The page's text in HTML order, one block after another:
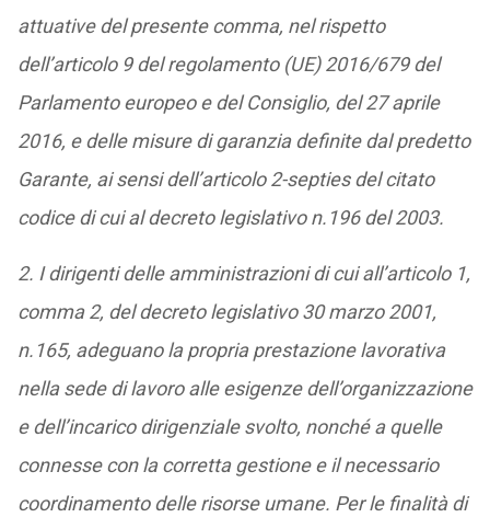
attuative del presente comma, nel rispetto
dell’articolo 9 del regolamento (UE) 2016/679 del
Parlamento europeo e del Consiglio, del 27 aprile
2016, e delle misure di garanzia definite dal predetto
Garante, ai sensi dell’articolo 2-septies del citato
codice di cui al decreto legislativo n.196 del 2003.
2. I dirigenti delle amministrazioni di cui all’articolo 1,
comma 2, del decreto legislativo 30 marzo 2001,
n.165, adeguano la propria prestazione lavorativa
nella sede di lavoro alle esigenze dell’organizzazione
e dell’incarico dirigenziale svolto, nonché a quelle
connesse con la corretta gestione e il necessario
coordinamento delle risorse umane. Per le finalità di